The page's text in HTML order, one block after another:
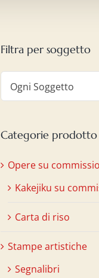
Filtra per soggetto
Ogni Soggetto
Categorie prodotto
Opere su
Kakejiku su
Carta di riso
Stampe artistiche
Segnalibri